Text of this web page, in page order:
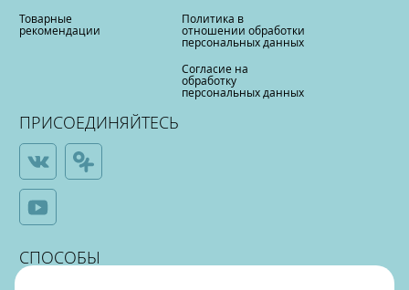
Товарные
рекомендации
Политика в
отношении обработки
персональных данных
Согласие на
обработку
персональных данных
ПРИСОЕДИНЯЙТЕСЬ
СПОСОБЫ
ОПЛАТЫ